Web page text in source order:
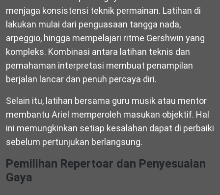
menjaga konsistensi teknik permainan. Latihan di
lakukan mulai dari penguasaan tangga nada,
arpeggio, hingga mempelajari ritme Gershwin yang
kompleks. Kombinasi antara latihan teknis dan
pemahaman interpretasi membuat penampilan
berjalan lancar dan penuh percaya diri.
Selain itu, latihan bersama guru musik atau mentor
membantu Ariel memperoleh masukan objektif. Hal
ini memungkinkan setiap kesalahan dapat di perbaiki
sebelum pertunjukan berlangsung.
Pemilihan Repertoar dan Penyesuaian
Gaya